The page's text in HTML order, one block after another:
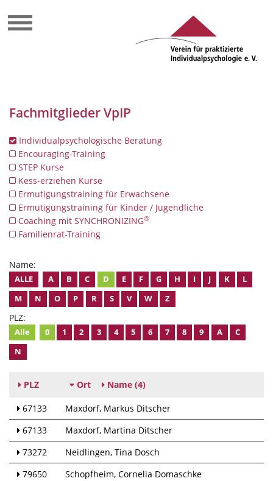
Fachmitglieder VpIP
Individualpsychologische Beratung
Encouraging-Training
STEP Kurse
Kess-erziehen Kurse
Ermutigungstraining für Erwachsene
Ermutigungstraining für Kinder / Jugendliche
Coaching mit SYNCHRONIZING®
Familienrat-Training
Name:
ALLE A B C D E F G H I J K
L
M
N O P R S V W Z
PLZ:
Alle 0 1 2 3 4 5 6 7 8 9 A
C
N
PLZ Ort Name (4)
67133 Maxdorf Markus Ditscher
67133
Maxdorf Martina Ditscher
73272
Neidlingen Tina Dosch
79650
Schopfheim Cornelia Domaschke